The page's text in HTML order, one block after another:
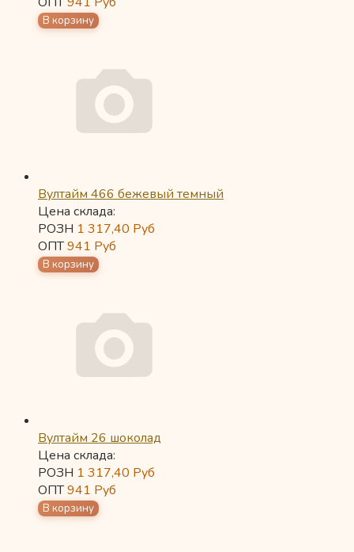
Вултайм 466 бежевый темный
Цена склада:
РОЗН 1 317,40 Руб
ОПТ941 Руб
Вултайм 26 шоколад
Цена склада:
РОЗН 1 317,40 Руб
ОПТ941 Руб